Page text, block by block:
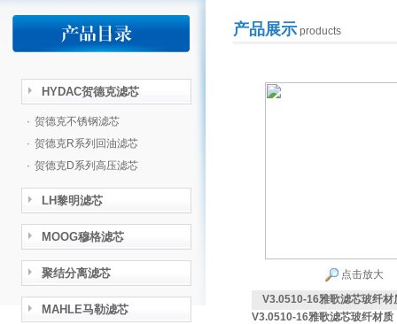
HYDAC贺德克滤芯
· 贺德克不锈钢滤芯
· 贺德克R系列回油滤芯
· 贺德克D系列高压滤芯
LH黎明滤芯
MOOG穆格滤芯
聚结分离滤芯
MAHLE马勒滤芯
产品展示products
点击放大
V3.0510-16雅歌滤芯玻纤材
V3.0510-16雅歌滤芯玻纤材质